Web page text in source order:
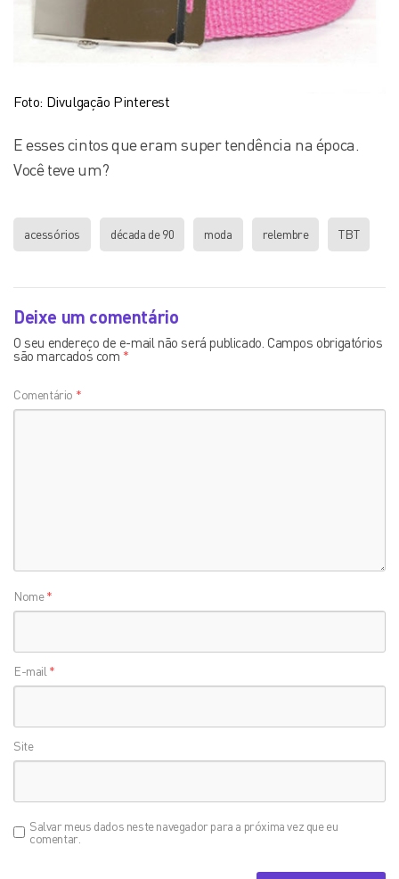
Foto: Divulgação Pinterest
E esses cintos que eram super tendência na época.
Você teve um?
acessórios década de 90 moda relembre TBT
Deixe um comentário
O seu endereço de e-mail não será publicado. Campos obrigatórios
são marcados com *
Comentário *
Nome*
E-mail *
Site
Salvar meus dados neste navegador para a próxima vez que eu
comentar.